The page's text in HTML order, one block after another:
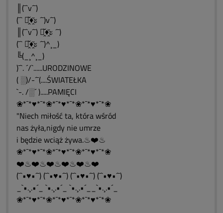
║(¯`v´¯)
(¯` ะ̭̌♦̭̌ะ ´¯)v´¯)
║(¯`v´¯) ะ̭̌♦̭̌ะ ´¯)
(¯` ะ̭̌♦̭̌ะ ´¯)^¸_)
╚(_¸^¸_)
)¯`. ´/`......URODZINOWE
( ░)/-´¯(....ŚWIATEŁKA
`-. /░´ ).....PAMIĘCI
❀*¯*♥*¯*❀*¯*♥*¯*❀*¯*♥*¯*❀
"Niech miłość ta, która wśród
nas żyła,nigdy nie umrze
i będzie wciąż żywa.♨❤️♨
❀*¯*♥*¯*❀*¯*♥*¯*❀*¯*♥*¯*❀
❤️♨❤️♨❤️♨❤️♨❤️♨❤️
(¯`•♥•´¯) (¯`•♥•´¯) (¯`•♥•´¯) (¯`•♥•´¯)
_`•.¸.•´_ `•.¸.•´_ `•.¸.•´__`•.¸.•´_
❀*¯*♥*¯*❀*¯*♥*¯*❀*¯*♥*¯*❀